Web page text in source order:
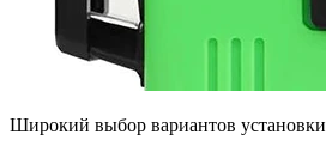
Широкий выбор вариантов установки